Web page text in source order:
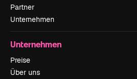
Partner
Unternehmen
Unternehmen
Preise
Über uns